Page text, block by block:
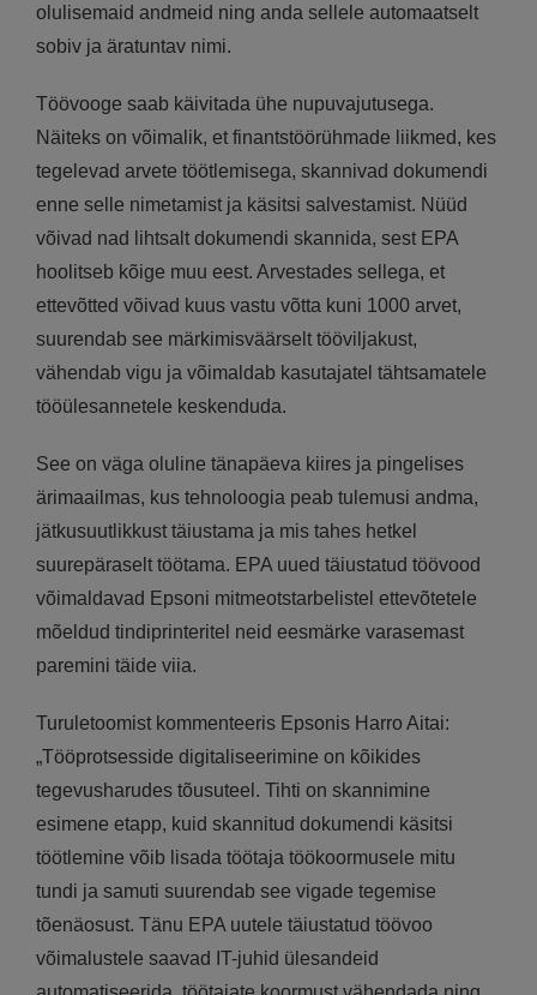
olulisemaid andmeid ning anda sellele automaatselt
sobiv ja äratuntav nimi.
Töövooge saab käivitada ühe nupuvajutusega.
Näiteks on võimalik, et finantstöörühmade liikmed, kes
tegelevad arvete töötlemisega, skannivad dokumendi
enne selle nimetamist ja käsitsi salvestamist. Nüüd
võivad nad lihtsalt dokumendi skannida, sest EPA
hoolitseb kõige muu eest. Arvestades sellega, et
ettevõtted võivad kuus vastu võtta kuni 1000 arvet,
suurendab see märkimisväärselt tööviljakust,
vähendab vigu ja võimaldab kasutajatel tähtsamatele
tööülesannetele keskenduda.
See on väga oluline tänapäeva kiires ja pingelises
ärimaailmas, kus tehnoloogia peab tulemusi andma,
jätkusuutlikkust täiustama ja mis tahes hetkel
suurepäraselt töötama. EPA uued täiustatud töövood
võimaldavad Epsoni mitmeotstarbelistel ettevõtetele
mõeldud tindiprinteritel neid eesmärke varasemast
paremini täide viia.
Turuletoomist kommenteeris Epsonis Harro Aitai:
„Tööprotsesside digitaliseerimine on kõikides
tegevusharudes tõusuteel. Tihti on skannimine
esimene etapp, kuid skannitud dokumendi käsitsi
töötlemine võib lisada töötaja töökoormusele mitu
tundi ja samuti suurendab see vigade tegemise
tõenäosust. Tänu EPA uutele täiustatud töövoo
võimalustele saavad IT-juhid ülesandeid